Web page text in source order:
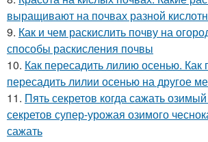
выращивают на почвах разной
9. Как и чем раскислить почву на
способы раскисления почвы
10. Как пересадить лилию осенью. Как
пересадить лилии осенью на другое
11. Пять секретов когда сажать
секретов супер-урожая озимого
сажать